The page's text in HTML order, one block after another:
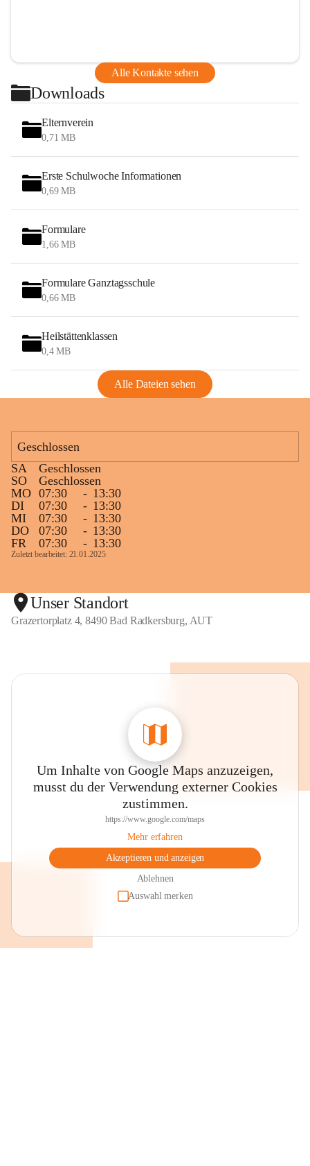
Alle Kontakte sehen
Downloads
Elternverein
0,71 MB
Erste Schulwoche Informationen
0,69 MB
Formulare
1,66 MB
Formulare Ganztagsschule
0,66 MB
Heilstättenklassen
0,4 MB
Alle Dateien sehen
Geschlossen
SA
Geschlossen
SO
Geschlossen
MO 07:30 - 13:30
DI
07:30 - 13:30
MI
07:30 - 13:30
DO
07:30 - 13:30
FR
07:30 - 13:30
Zuletzt bearbeitet: 21.01.2025
Unser Standort
Grazertorplatz 4, 8490 Bad Radkersburg, AUT
Um Inhalte von Google Maps anzuzeigen,
musst du der Verwendung externer Cookies
zustimmen.
https://www.google.com/maps
Mehr erfahren
Akzeptieren und anzeigen
Ablehnen
Auswahl merken